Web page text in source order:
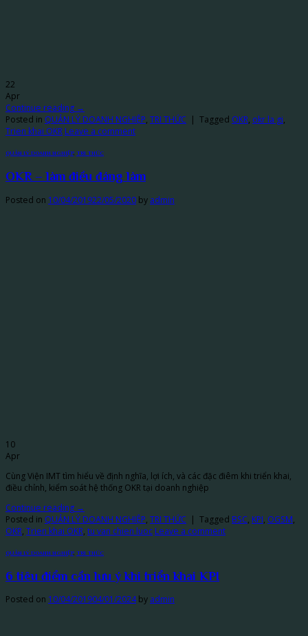
22
Apr
Continue reading →
Posted in QUẢN LÝ DOANH NGHIỆP, TRI THỨC Tagged OKR, okr la gi,
Trien khai OKR Leave a comment
QUẢN LÝ DOANH NGHIỆP, TRI THỨC
OKR – làm điều đáng làm
Posted on 10/04/201922/05/2020 by admin
10
Apr
Cùng Viện IMT tìm hiểu về định nghĩa, lợi ích, và các đặc điêm khi triển khai,
điều chỉnh, kiểm soát hệ thống OKR tại doanh nghiệp
Continue reading →
Posted in QUẢN LÝ DOANH NGHIỆP, TRI THỨC | Tagged BSC, KPI, OGSM,
OKR, Trien khai OKR, tu van chien luoc Leave a comment
QUẢN LÝ DOANH NGHIỆP, TRI THỨC
6 tiêu điểm cần lưu ý khi triển khai KPI
Posted on 10/04/201904/01/2024 by admin